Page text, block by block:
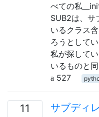
べての私
SUB2は、サ
いるクラス
ろうとして
私が探して
いるものと
527
11
サブディ